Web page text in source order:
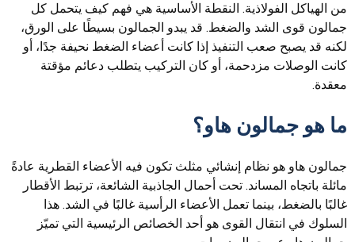
من الهياكل الفولاذية. النقطة الأساسية هي فهم كيف يتحمل كل
جمالون قوى الشد والضغط. قد يبدو الجمالون بسيطًا على الورق،
لكنه قد يصبح صعب التنفيذ إذا كانت أعضاء الضغط نحيفة جدًا، أو
كانت الوصلات مزدحمة، أو كان التركيب يتطلب دعائم مؤقتة
معقدة.
ما هو جمالون هاو؟
جمالون هاو هو نظام إنشائي مثلث تكون فيه الأعضاء القطرية عادةً
مائلة باتجاه المساند. تحت أحمال الجاذبية الشائعة، ترتبط الأقطار
غالبًا بالضغط، بينما تعمل الأعضاء الرأسية غالبًا في الشد. هذا
السلوك في انتقال القوى هو أحد الخصائص الرئيسية التي تميّز